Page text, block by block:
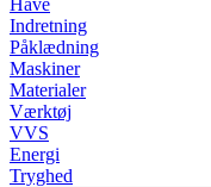
Have
Indretning
Påklædning
Maskiner
Materialer
Værktøj
VVS
Energi
Tryghed